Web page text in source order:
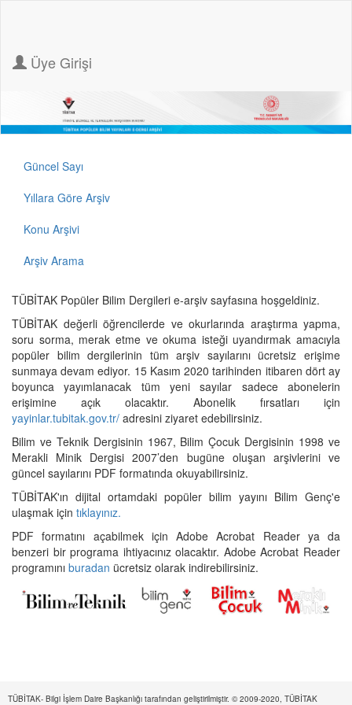
Üye Girişi
Güncel Sayı
Yıllara Göre Arşiv
Konu Arşivi
Arşiv Arama
TÜBİTAK Popüler Bilim Dergileri e-arşiv sayfasına hoşgeldiniz.
TÜBİTAK değerli öğrencilerde ve okurlarında araştırma yapma,
soru sorma, merak etme ve okuma isteği uyandırmak amacıyla
popüler bilim dergilerinin tüm arşiv sayılarını ücretsiz erişime
sunmaya devam ediyor. 15 Kasım 2020 tarihinden itibaren dört ay
boyunca yayımlanacak tüm yeni sayılar sadece abonelerin
erişimine açık olacaktır. Abonelik fırsatları için
yayinlar.tubitak.gov.tr/ adresini ziyaret edebilirsiniz.
Bilim ve Teknik Dergisinin 1967, Bilim Çocuk Dergisinin 1998 ve
Merakli Minik Dergisi 2007’den bugüne oluşan arşivlerini ve
güncel sayılarını PDF formatında okuyabilirsiniz.
TÜBİTAK'ın dijital ortamdaki popüler bilim yayını Bilim Genç'e
ulaşmak için tıklayınız.
PDF formatını açabilmek için Adobe Acrobat Reader ya da
benzeri bir programa ihtiyacınız olacaktır. Adobe Acrobat Reader
programını buradan ücretsiz olarak indirebilirsiniz.
TÜBİTAK- Bilgi İşlem Daire Başkanlığı tarafından geliştirilmiştir. © 2009-2020, TÜBİTAK